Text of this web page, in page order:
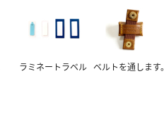
ラミネートラベル ベルトを通します。